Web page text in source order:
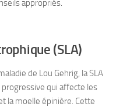
appropriés.
(SLA)
de Lou Gehrig, la SLA
qui affecte les
la moelle épinière. Cette